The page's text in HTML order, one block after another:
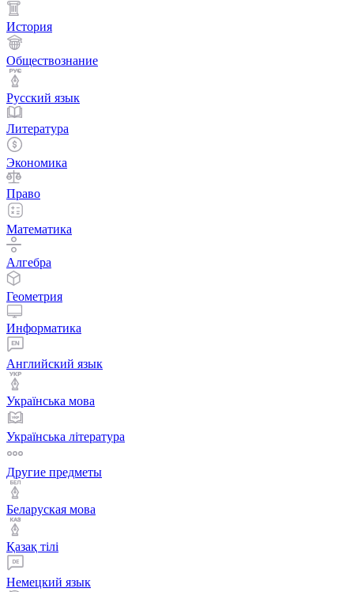
История
Обществознание
Русский язык
Литература
Экономика
Право
Математика
Алгебра
Геометрия
Информатика
Английский язык
Українська мова
Українська література
Другие предметы
Беларуская мова
Қазақ тiлi
Немецкий язык